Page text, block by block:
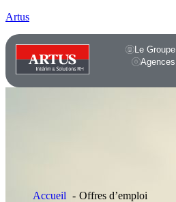
Artus
Le Groupe
Agences
Accueil Offres d’emploi